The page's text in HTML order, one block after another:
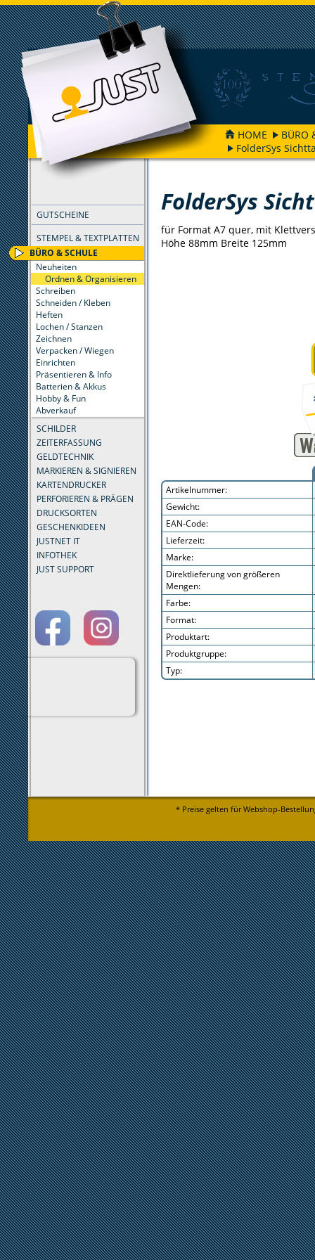
HOME
BÜRO
FolderSys
GUTSCHEINE
STEMPEL & TEXTPLATTEN
BÜRO & SCHULE
Neuheiten
Ordnen & Organisieren
Schreiben
Schneiden / Kleben
Heften
Lochen / Stanzen
Zeichnen
Verpacken / Wiegen
Einrichten
Präsentieren & Info
Batterien & Akkus
Hobby & Fun
Abverkauf
SCHILDER
ZEITERFASSUNG
GELDTECHNIK
MARKIEREN & SIGNIEREN
KARTENDRUCKER
PERFORIEREN & PRÄGEN
DRUCKSORTEN
GESCHENKIDEEN
JUSTNET IT
INFOTHEK
JUST SUPPORT
FILTER
FolderSys
für Format A7 quer, mit
Höhe 88mm Breite 125mm
Artikelnummer:
Gewicht:
EAN-Code:
Lieferzeit:
Marke:
Direktlieferung von größeren
Mengen:
Farbe:
Format:
Produktart:
Produktgruppe:
Typ:
* Preise gelten für Webshop-